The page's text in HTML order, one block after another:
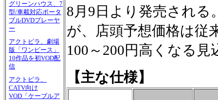
グリーンハウス、7
型/車載対応ポータ
ブルDVDプレーヤ
ー
アクトビラ、劇場
版「ワンピース」
10作品を初VOD配
信
アクトビラ、
CATV向け
VOD「ケーブルア
8月9日より発売され
が、店頭予想価格は従
100～200円高くなる見
【主な仕様】